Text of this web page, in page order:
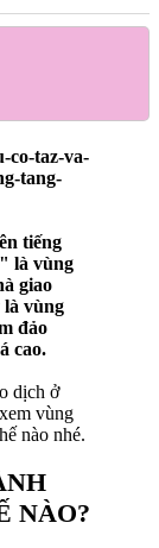
tiếng
là vùng
giao
là vùng
đảo
cao.
dịch ở
vùng
nào nhé.
NÀO?